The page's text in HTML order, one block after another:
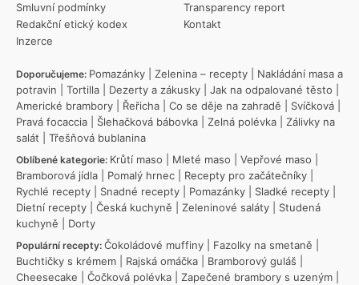
Smluvní podmínky
Redakční etický kodex
Inzerce
Transparency report
Kontakt
Doporučujeme: Pomazánky Zelenina – recepty
Nakládání masa a
potravin
Tortilla Dezerty a zákusky Jak na odpalované těsto
Americké brambory
Řeřicha Co se děje na zahradě Svíčková
Pravá focaccia
Šlehačková bábovka Zelná polévka
Zálivky na
salát
Třešňová bublanina
Oblíbené kategorie: Krůtí maso Mleté maso Vepřové maso
Bramborová jídla
Pomalý hrnec Recepty pro začátečníky
Rychlé recepty
Snadné recepty Pomazánky Sladké recepty
Dietní recepty
Česká kuchyně Zeleninové saláty
Studená
kuchyně
Dorty
Populární recepty: Čokoládové muffiny Fazolky na smetaně
Buchtičky s krémem
Rajská omáčka Bramborový guláš
Cheesecake
Čočková polévka Zapečené brambory s uzeným